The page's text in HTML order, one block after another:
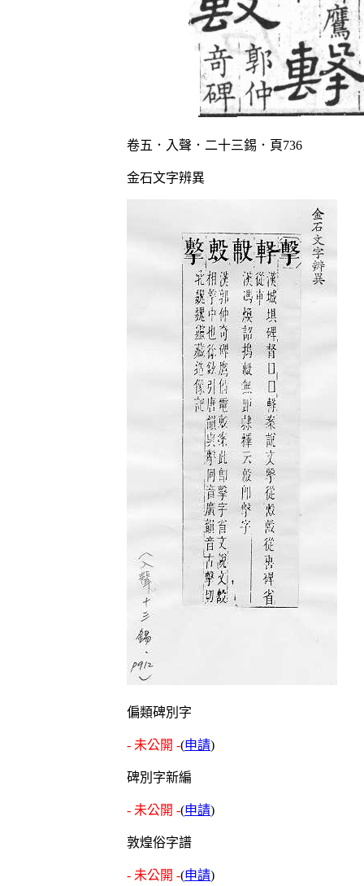
卷五．入聲．二十三錫．頁736
金石文字辨異
偏類碑別字
- 未公開 -(申請)
碑別字新編
- 未公開 -(申請)
敦煌俗字譜
- 未公開 -(申請)